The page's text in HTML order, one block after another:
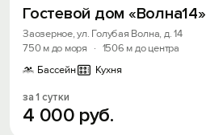
Гостевой дом «Волна14»
Заозерное, ул. Голубая Волна, д. 14
750 м до моря
· 1506 м до центра
Бассейн
Кухня
за 1 сутки
4 000 руб.